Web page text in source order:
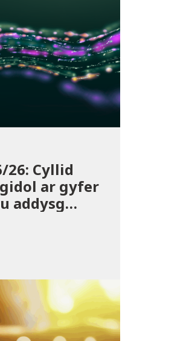
26: Cyllid
ar gyfer
addysg
yn